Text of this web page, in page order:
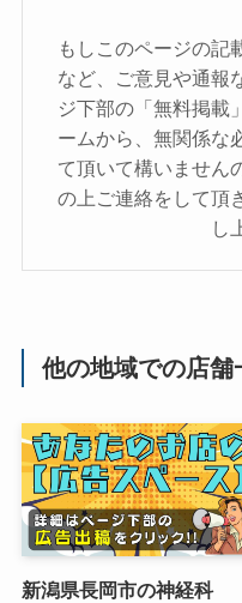
もしこのページの記
など、ご意見や通報
ジ下部の「無料掲載
ームから、無関係な
て頂いて構いません
の上ご連絡をして頂
し
他の地域での店舗
新潟県長岡市の神経科